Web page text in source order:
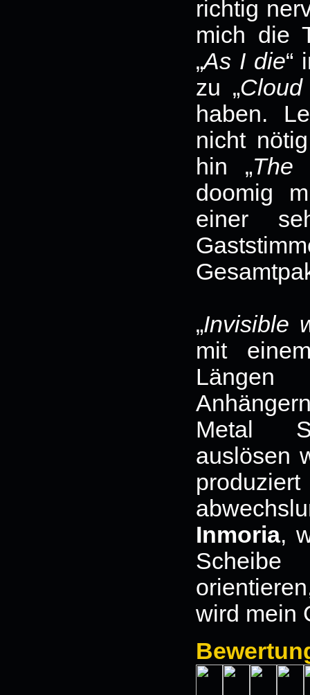
richtig
mich die
„As I die“
zu „Cloud
haben.
nicht
hin „The
doomig
einer
„Invisible
mit
Längen
Metal
auslösen
Inmoria,
wird mein